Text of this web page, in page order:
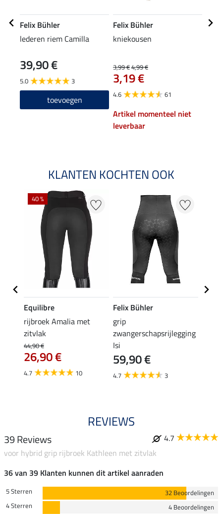
Felix Bühler
lederen riem Camilla
39,90 €
5.0 3
toevoegen
Felix Bühler
kniekousen
3,99 €4,99 €
3,19 €
4.6 61
Artikel momenteel niet
leverbaar
KLANTEN KOCHTEN OOK
40 %
Equilibre
rijbroek Amalia met
zitvlak
44,90 €
26,90 €
4.7 10
Felix Bühler
grip
zwangerschapsrijlegging
Isi
59,90 €
4.7 3
REVIEWS
39 Reviews
4.7
voor hybrid grip rijbroek Kathleen met zitvlak
36 van 39 Klanten kunnen dit artikel aanraden
5 Sterren
32 Beoordelingen
4 Sterren
4 Beoordelingen